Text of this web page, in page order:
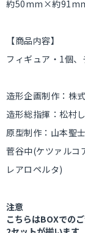
約50mm×約
【商品内容】
フィギュア・1個
造形企画制作：株
造形総指揮：松村
原型制作：山本聖
菅谷中(ケツァルコ
レアロペルタ)
注意
こちらはBOXでの